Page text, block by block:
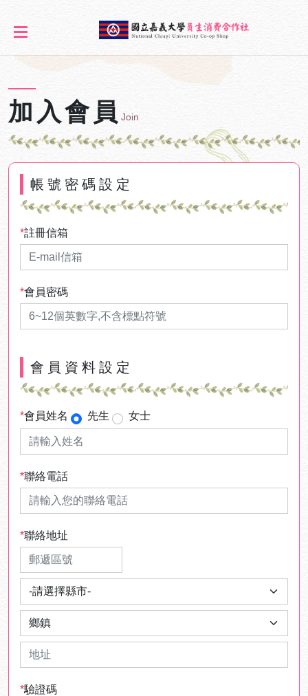
加入會員 Join
帳號密碼設定
*註冊信箱
*會員密碼
會員資料設定
*會員姓名 先生 女士
*聯絡電話
*聯絡地址
*驗證碼